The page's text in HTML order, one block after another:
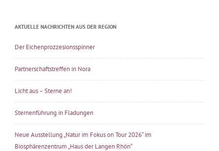
AKTUELLE NACHRICHTEN AUS DER REGION
Der Eichenprozzesionsspinner
Partnerschaftstreffen in Nora
Licht aus – Sterne an!
Sternenführung in Fladungen
Neue Ausstellung „Natur im Fokus on Tour 2026“ im
Biosphärenzentrum „Haus der Langen Rhön“